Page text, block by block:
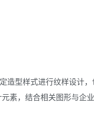
造型样式进行纹样设计
素，结合相关图形与企